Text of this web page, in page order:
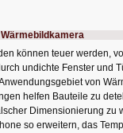
können teuer werden,
undichte Fenster und
von
helfen Bauteile zu
Dimensionierung zu
so erweitern, das